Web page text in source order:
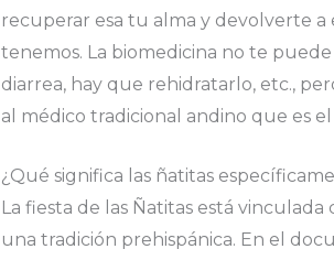
recuperar esa tu alma y devolverte a
tenemos. La biomedicina no te
diarrea, hay que rehidratarlo, etc.,
al médico tradicional andino que es
¿Qué significa las ñatitas
La fiesta de las Ñatitas está
una tradición prehispánica. En el